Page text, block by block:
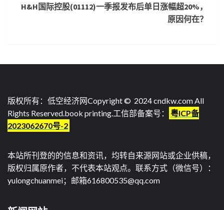
H&H国际控股(01112)一季报发布后单日涨幅超20%，
原因何在？
版权所有：低空经济网Copyright © 2024 cndkw.com All
Rights Reserved.book printing.工信部备案号：
粤ICP备
2023062670号-2
本站所刊登的的信息和资讯，均转自来源网站或企业供稿，
版权归属原作者，不代表本站观点。联系方式（微信号）：
yulongchuanmei；邮箱616800535@qq.com